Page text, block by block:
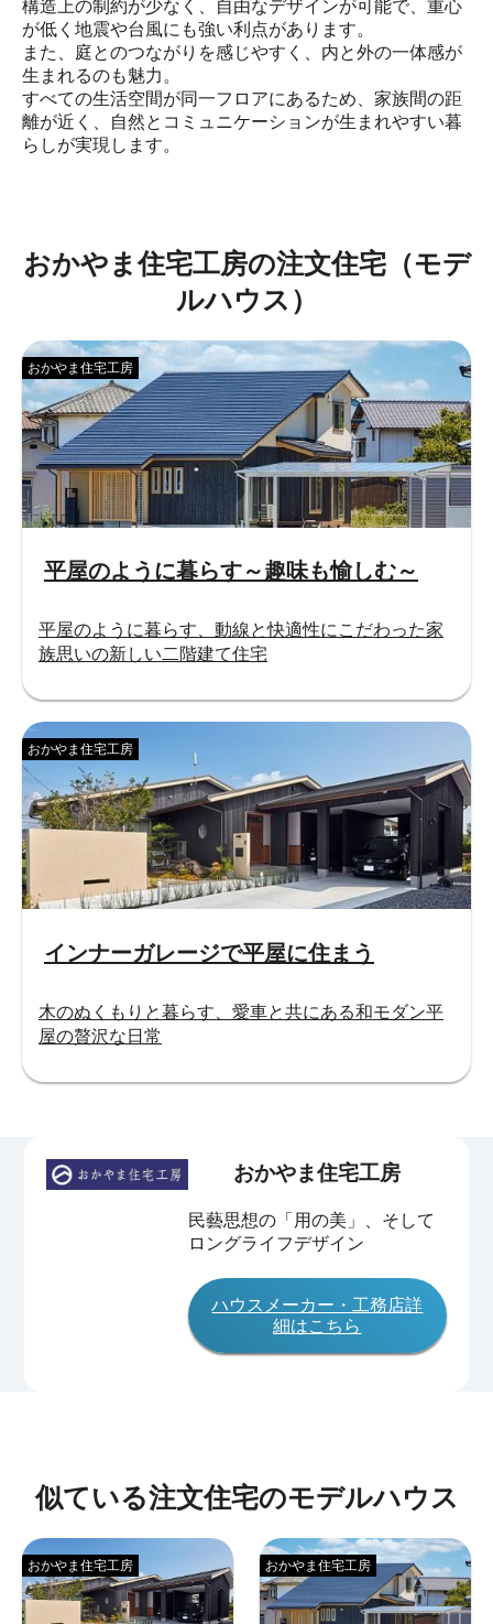
構造上の制約が少なく、自由なデザインが可能で、重心
が低く地震や台風にも強い利点があります。
また、庭とのつながりを感じやすく、内と外の一体感が
生まれるのも魅力。
すべての生活空間が同一フロアにあるため、家族間の距
離が近く、自然とコミュニケーションが生まれやすい暮
らしが実現します。
おかやま住宅工房の注文住宅（モデ
ルハウス）
平屋のように暮らす～趣味も愉しむ～
おかやま住宅工房
平屋のように暮らす、動線と快適性にこだわった家
族思いの新しい二階建て住宅
インナーガレージで平屋に住まう
おかやま住宅工房
木のぬくもりと暮らす、愛車と共にある和モダン平
屋の贅沢な日常
おかやま住宅工房
民藝思想の「用の美」、そして
ロングライフデザイン
ハウスメーカー・工務店詳
細はこちら
似ている注文住宅のモデルハウス
おかやま住宅工房 おかやま住宅工房